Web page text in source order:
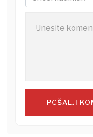
POŠALJI